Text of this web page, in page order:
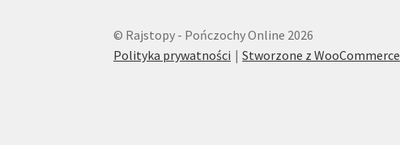
© Rajstopy - Pończochy Online 2026
Polityka prywatności
Stworzone z WooCommerce